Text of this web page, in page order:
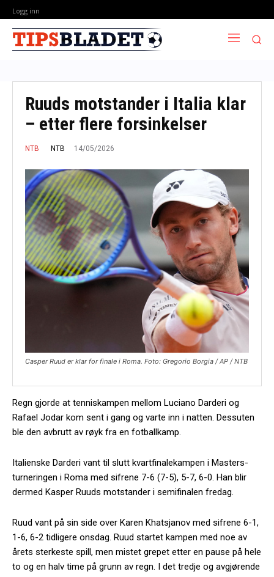
Logg inn
Ruuds motstander i Italia klar
– etter flere forsinkelser
NTB NTB 14/05/2026
Casper Ruud er klar for finale i Roma. Foto: Gregorio Borgia / AP / NTB
Regn gjorde at tenniskampen mellom Luciano Darderi og
Rafael Jodar kom sent i gang og varte inn i natten. Dessuten
ble den avbrutt av røyk fra en fotballkamp.
Italienske Darderi vant til slutt kvartfinalekampen i Masters-
turneringen i Roma med sifrene 7-6 (7-5), 5-7, 6-0. Han blir
dermed Kasper Ruuds motstander i semifinalen fredag.
Ruud vant på sin side over Karen Khatsjanov med sifrene 6-1,
1-6, 6-2 tidligere onsdag. Ruud startet kampen med noe av
årets sterkeste spill, men mistet grepet etter en pause på hele
to og en halv time på grunn av regn. I det tredje og avgjørende